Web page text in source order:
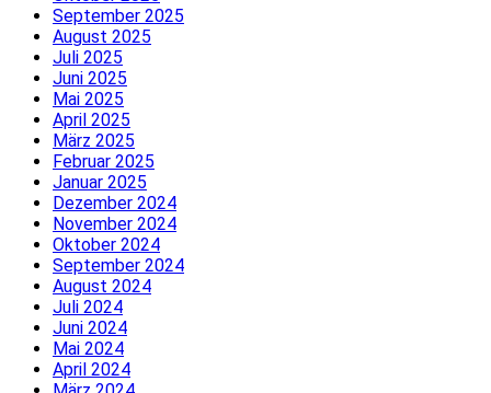
September 2025
August 2025
Juli 2025
Juni 2025
Mai 2025
April 2025
März 2025
Februar 2025
Januar 2025
Dezember 2024
November 2024
Oktober 2024
September 2024
August 2024
Juli 2024
Juni 2024
Mai 2024
April 2024